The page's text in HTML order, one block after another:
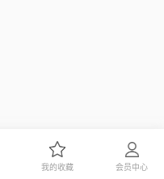
我的收藏 会员中心